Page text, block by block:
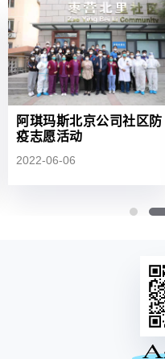
阿琪玛斯北京公司社区防
疫志愿活动
2022-06-06